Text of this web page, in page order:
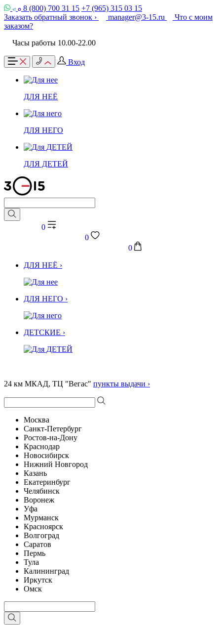
8 (800) 700 31 15 +7 (965) 315 03 15
Заказать обратный звонок ›
manager@3-15.ru
Что с моим
заказом?
Часы работы 10.00-22.00
Вход
ДЛЯ НЕЁ
ДЛЯ НЕГО
ДЛЯ ДЕТЕЙ
0
0
0
ДЛЯ НЕЁ ›
ДЛЯ НЕГО ›
ДЕТСКИЕ ›
24 км МКАД, ТЦ "Вегас" пункты выдачи ›
Москва
Санкт-Петербург
Ростов-на-Дону
Краснодар
Новосибирск
Нижний Новгород
Казань
Екатеринбург
Челябинск
Воронеж
Уфа
Мурманск
Красноярск
Волгоград
Саратов
Пермь
Тула
Калининград
Иркутск
Омск